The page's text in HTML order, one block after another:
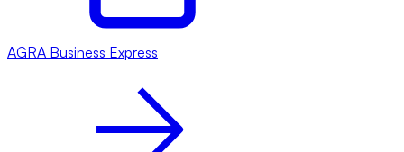
AGRA Business Express